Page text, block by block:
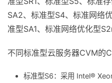
SA2、标准型S4、标准网络
准型SA1、标准网络优化型
不同标准型云服务器CVM的
标准型S6：采用 Intel®